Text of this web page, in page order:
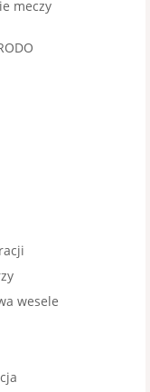
meczy
wesele